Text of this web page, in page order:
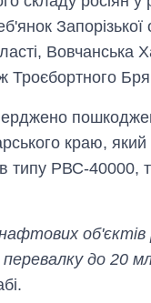
Запорізької
Вовчанська
Троєбортного
краю,
типу РВС-40000,
перевалку до